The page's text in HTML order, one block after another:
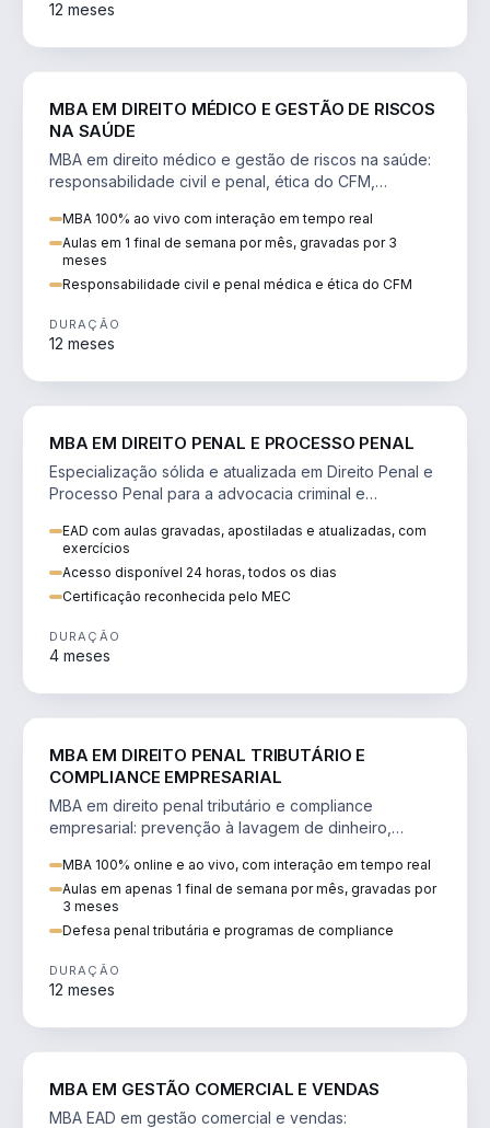
12 meses
MBA EM DIREITO MÉDICO E GESTÃO DE RISCOS
NA SAÚDE
MBA em direito médico e gestão de riscos na saúde:
responsabilidade civil e penal, ética do CFM,
MBA 100% ao vivo com interação em tempo real
Aulas em 1 final de semana por mês, gravadas por 3
meses
Responsabilidade civil e penal médica e ética do CFM
DURAÇÃO
12 meses
MBA EM DIREITO PENAL E PROCESSO PENAL
Especialização sólida e atualizada em Direito Penal e
Processo Penal para a advocacia criminal e
EAD com aulas gravadas, apostiladas e atualizadas, com
exercícios
Acesso disponível 24 horas, todos os dias
Certificação reconhecida pelo MEC
DURAÇÃO
4 meses
MBA EM DIREITO PENAL TRIBUTÁRIO E
COMPLIANCE EMPRESARIAL
MBA em direito penal tributário e compliance
empresarial: prevenção à lavagem de dinheiro,
MBA 100% online e ao vivo, com interação em tempo real
Aulas em apenas 1 final de semana por mês, gravadas por
3 meses
Defesa penal tributária e programas de compliance
DURAÇÃO
12 meses
MBA EM GESTÃO COMERCIAL E VENDAS
MBA EAD em gestão comercial e vendas: